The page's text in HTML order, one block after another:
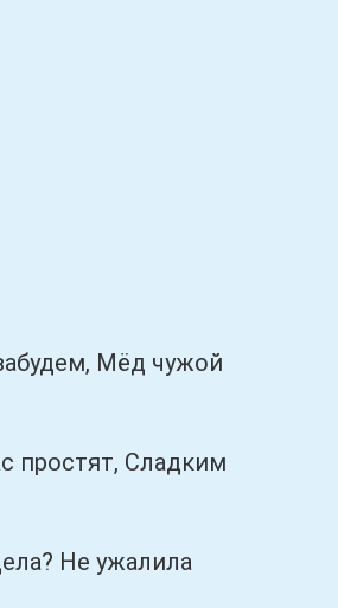
Мёд чужой
Сладким
Не ужалила